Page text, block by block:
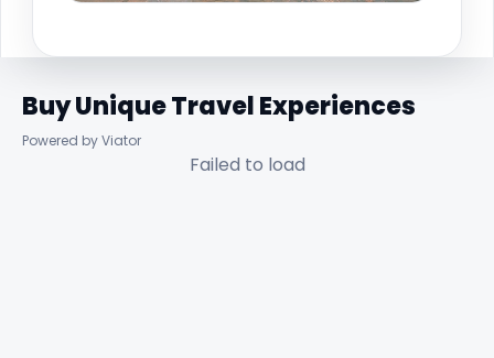
Buy Unique Travel Experiences
Powered by Viator
Failed to load